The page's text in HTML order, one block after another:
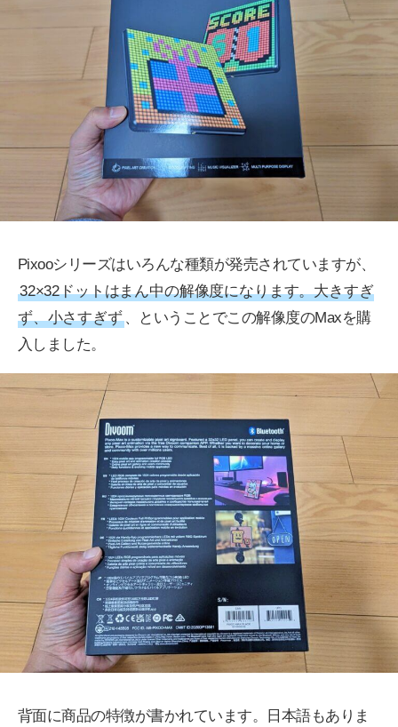
Pixooシリーズはいろんな種類が発売されていますが、
32×32ドットはまん中の解像度になります。大きすぎ
ず、小さすぎず、ということでこの解像度のMaxを購
入しました。
背面に商品の特徴が書かれています。日本語もありま